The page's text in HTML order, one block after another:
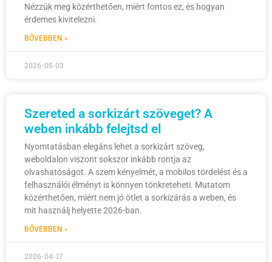
Nézzük meg közérthetően, miért fontos ez, és hogyan
érdemes kivitelezni.
BŐVEBBEN »
2026-05-03
Szereted a sorkizárt szöveget? A
weben inkább felejtsd el
Nyomtatásban elegáns lehet a sorkizárt szöveg,
weboldalon viszont sokszor inkább rontja az
olvashatóságot. A szem kényelmét, a mobilos tördelést és a
felhasználói élményt is könnyen tönkreteheti. Mutatom
közérthetően, miért nem jó ötlet a sorkizárás a weben, és
mit használj helyette 2026-ban.
BŐVEBBEN »
2026-04-17